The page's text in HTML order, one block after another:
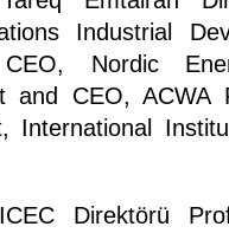
Industrial
Nordic
and CEO, ACWA
International
Direktörü